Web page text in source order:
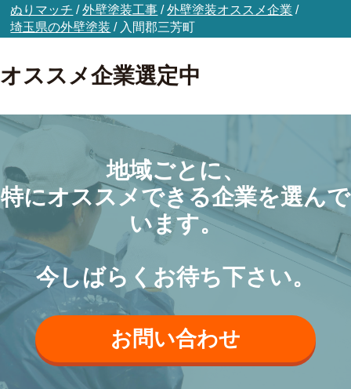
ぬりマッチ /外壁塗装工事 /外壁塗装オススメ企業 /
埼玉県の外壁塗装 / 入間郡三芳町
オススメ企業選定中
地域ごとに、
特にオススメできる企業を選んで
います。
今しばらくお待ち下さい。
お問い合わせ